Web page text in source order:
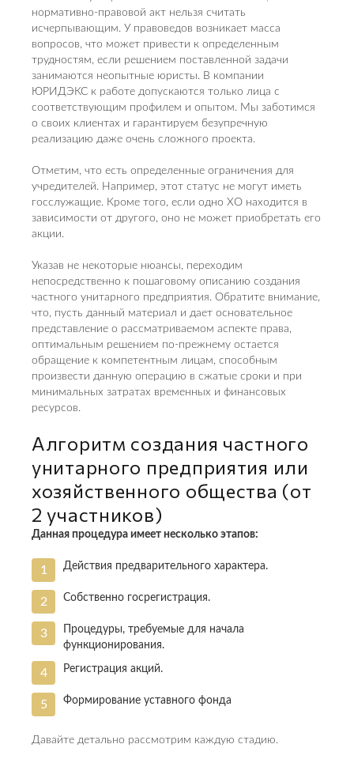
нормативно-правовой акт нельзя считать
исчерпывающим. У правоведов возникает масса
вопросов, что может привести к определенным
трудностям, если решением поставленной задачи
занимаются неопытные юристы. В компании
ЮРИДЭКС к работе допускаются только лица с
соответствующим профилем и опытом. Мы заботимся
о своих клиентах и гарантируем безупречную
реализацию даже очень сложного проекта.
Отметим, что есть определенные ограничения для
учредителей. Например, этот статус не могут иметь
госслужащие. Кроме того, если одно ХО находится в
зависимости от другого, оно не может приобретать его
акции.
Указав не некоторые нюансы, переходим
непосредственно к пошаговому описанию создания
частного унитарного предприятия. Обратите внимание,
что, пусть данный материал и дает основательное
представление о рассматриваемом аспекте права,
оптимальным решением по-прежнему остается
обращение к компетентным лицам, способным
произвести данную операцию в сжатые сроки и при
минимальных затратах временных и финансовых
ресурсов.
Алгоритм создания частного
унитарного предприятия или
хозяйственного общества (от
2 участников)
Данная процедура имеет несколько этапов:
Действия предварительного характера.
Собственно госрегистрация.
Процедуры, требуемые для начала
функционирования.
Регистрация акций.
Формирование уставного фонда
Давайте детально рассмотрим каждую стадию.